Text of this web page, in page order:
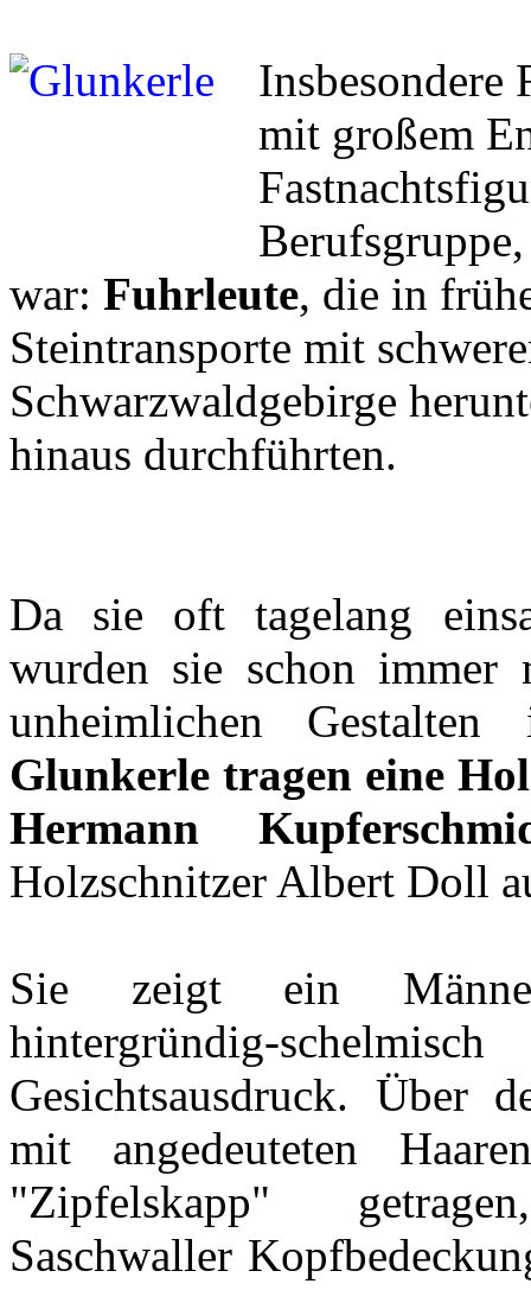
Insbesondere
mit großem
war: Fuhrleute, die in
Steintransporte mit
Schwarzwaldgebirge
hinaus durchführten.
Da sie oft tagelang
wurden sie schon immer
unheimlichen
Glunkerle tragen eine
Hermann
Holzschnitzer Albert Doll
Sie zeigt ein
hintergründig-
Gesichtsausdruck. Über
mit angedeuteten
"Zipfelskapp"
Saschwaller